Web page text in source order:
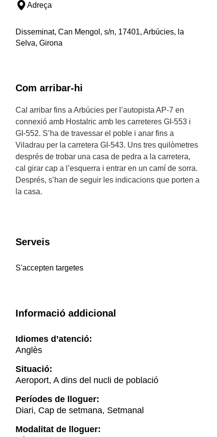
Adreça
Disseminat, Can Mengol, s/n, 17401, Arbúcies, la
Selva, Girona
Com arribar-hi
Cal arribar fins a Arbúcies per l’autopista AP-7 en
connexió amb Hostalric amb les carreteres GI-553 i
GI-552. S’ha de travessar el poble i anar fins a
Viladrau per la carretera GI-543. Uns tres quilòmetres
després de trobar una casa de pedra a la carretera,
cal girar cap a l’esquerra i entrar en un camí de sorra.
Després, s’han de seguir les indicacions que porten a
la casa.
Serveis
S'accepten targetes
Informació addicional
Idiomes d’atenció:
Anglès
Situació:
Aeroport, A dins del nucli de població
Períodes de lloguer:
Diari, Cap de setmana, Setmanal
Modalitat de lloguer: